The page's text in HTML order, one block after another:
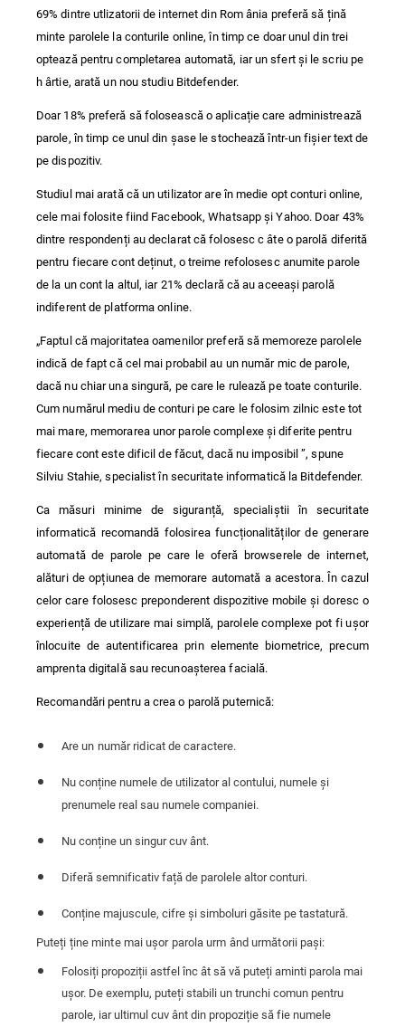
69% dintre utlizatorii de internet din Rom ânia preferă să țină
minte parolele la conturile online, în timp ce doar unul din trei
optează pentru completarea automată, iar un sfert și le scriu pe
h ârtie, arată un nou studiu Bitdefender.
Doar 18% preferă să folosească o aplicație care administrează
parole, în timp ce unul din șase le stochează într-un fișier text de
pe dispozitiv.
Studiul mai arată că un utilizator are în medie opt conturi online,
cele mai folosite fiind Facebook, Whatsapp și Yahoo. Doar 43%
dintre respondenți au declarat că folosesc c âte o parolă diferită
pentru fiecare cont deținut, o treime refolosesc anumite parole
de la un cont la altul, iar 21% declară că au aceeași parolă
indiferent de platforma online.
„Faptul că majoritatea oamenilor preferă să memoreze parolele
indică de fapt că cel mai probabil au un număr mic de parole,
dacă nu chiar una singură, pe care le rulează pe toate conturile.
Cum numărul mediu de conturi pe care le folosim zilnic este tot
mai mare, memorarea unor parole complexe și diferite pentru
fiecare cont este dificil de făcut, dacă nu imposibil ”, spune
Silviu Stahie, specialist în securitate informatică la Bitdefender.
Ca măsuri minime de siguranță, specialiștii în securitate
informatică recomandă folosirea funcționalităților de generare
automată de parole pe care le oferă browserele de internet,
alături de opțiunea de memorare automată a acestora. În cazul
celor care folosesc preponderent dispozitive mobile și doresc o
experiență de utilizare mai simplă, parolele complexe pot fi ușor
înlocuite de autentificarea prin elemente biometrice, precum
amprenta digitală sau recunoașterea facială.
Recomandări pentru a crea o parolă puternică:
Are un număr ridicat de caractere.
Nu conține numele de utilizator al contului, numele și
prenumele real sau numele companiei.
Nu conține un singur cuv ânt.
Diferă semnificativ față de parolele altor conturi.
Conține majuscule, cifre și simboluri găsite pe tastatură.
Puteți ține minte mai ușor parola urm ând următorii pași:
Folosiți propoziții astfel înc ât să vă puteți aminti parola mai
ușor. De exemplu, puteți stabili un trunchi comun pentru
parole, iar ultimul cuv ânt din propoziție să fie numele